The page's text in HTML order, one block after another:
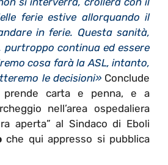
ferie estive allorquando il
in ferie. Questa sanità,
purtroppo continua ed essere
cosa farà la ASL, intanto,
le decisioni»Conclude
prende carta e penna, e a
nell’area ospedaliera
aperta” al Sindaco di Eboli
che qui appresso si pubblica